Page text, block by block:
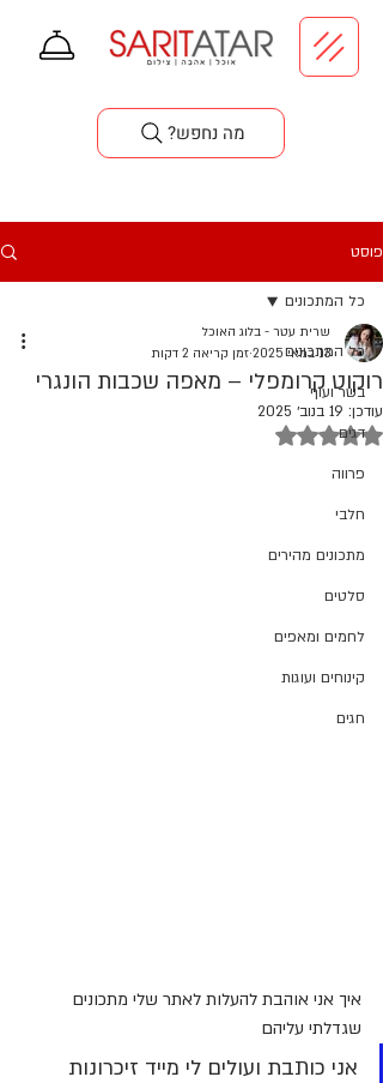
?מה נחפש
פוסט
כל המתכונים
בשר ועוף
דגים
פרווה
חלבי
מתכונים מהירים
סלטים
לחמים ומאפים
קינוחים ועוגות
חגים
כל המתכונים
רוקוט קרומפלי – מאפה שכבות הונגרי
שרית עטר - בלוג האוכל
13 במאי 2025
זמן קריאה 2 דקות
עודכן: 19 בנוב׳ 2025
דירוג של NaN מתוך 5 כוכבים
איך אני אוהבת להעלות לאתר שלי מתכונים
שגדלתי עליהם
אני כותבת ועולים לי מייד זיכרונות